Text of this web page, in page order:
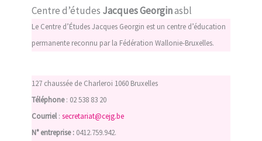
Centre d’études Jacques Georginasbl
Le Centre d’Études Jacques Georgin est un centre d’éducation
permanente reconnu par la Fédération Wallonie-Bruxelles.
127 chaussée de Charleroi 1060 Bruxelles
Téléphone: 02 538 83 20
Courriel : secretariat@cejg.be
N° entreprise : 0412.759.942.